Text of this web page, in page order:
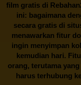
film gratis di
ini: bagaimana
secara gratis di
menawarkan fitur
ingin menyimpan
kemudian hari.
orang, terutama
harus terhubung